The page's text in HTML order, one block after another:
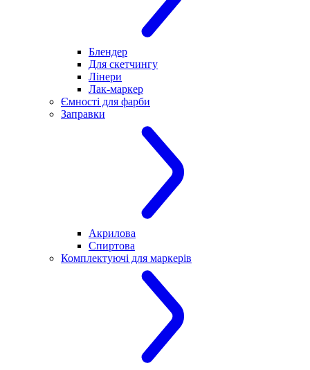
Блендер
Для скетчингу
Лінери
Лак-маркер
Ємності для фарби
Заправки
Акрилова
Спиртова
Комплектуючі для маркерів